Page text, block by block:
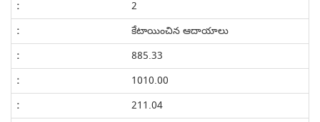
2
కేటాయించిన ఆదాయాలు
885.33
1010.00
211.04